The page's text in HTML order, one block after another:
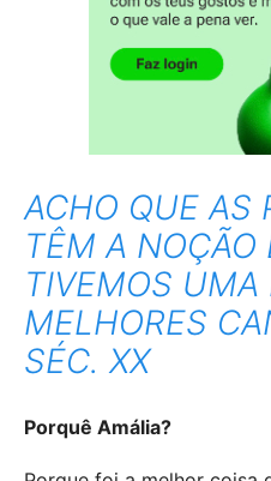
ACHO QUE AS
TÊM A NOÇÃO
TIVEMOS UMA
MELHORES
SÉC. XX
Porquê Amália?